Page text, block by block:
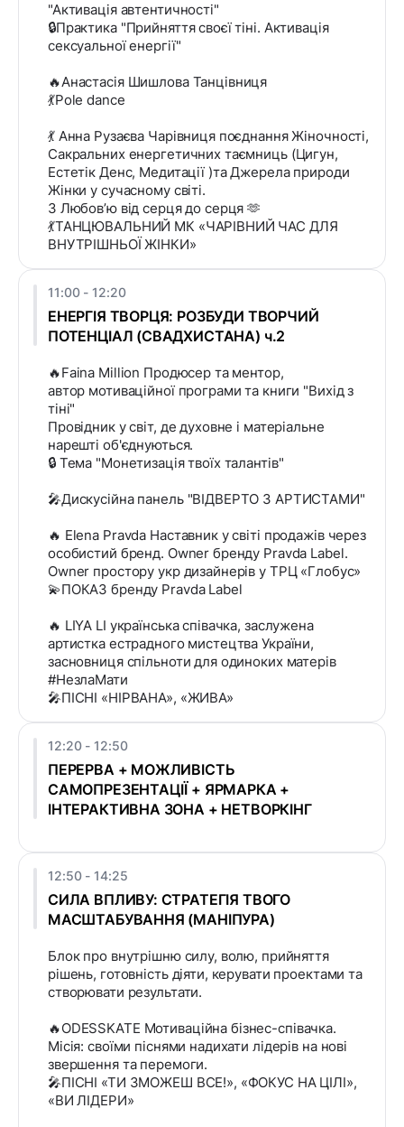
"Активація автентичності"
🔒Практика "Прийняття своєї тіні. Активація
сексуальної енергії"
🔥Анастасія Шишлова Танцівниця
💃Pole dance
💃 Анна Рузаєва Чарівниця поєднання Жіночності,
Сакральних енергетичних таємниць (Цигун,
Естетік Денс, Медитації )та Джерела природи
Жінки у сучасному світі.
З Любов’ю від серця до серця 🫶
💃ТАНЦЮВАЛЬНИЙ МК «ЧАРІВНИЙ ЧАС ДЛЯ
ВНУТРІШНЬОЇ ЖІНКИ»
11:00 - 12:20
ЕНЕРГІЯ ТВОРЦЯ: РОЗБУДИ ТВОРЧИЙ
ПОТЕНЦІАЛ (СВАДХИСТАНА) ч.2
🔥Faina Million Продюсер та ментор,
автор мотиваційної програми та книги "Вихід з
тіні"
Провідник у світ, де духовне і матеріальне
нарешті об'єднуються.
🔒 Тема "Монетизація твоїх талантів"
🎤Дискусійна панель "ВІДВЕРТО З АРТИСТАМИ"
🔥 Elena Pravda Наставник у світі продажів через
особистий бренд. Owner бренду Pravda Label.
Owner простору укр дизайнерів у ТРЦ «Глобус»
💫ПОКАЗ бренду Pravda Label
🔥 LIYA LI українська співачка, заслужена
артистка естрадного мистецтва України,
засновниця спільноти для одиноких матерів
#НезлаМати
🎤ПІСНІ «НІРВАНА», «ЖИВА»
12:20 - 12:50
ПЕРЕРВА + МОЖЛИВІСТЬ
САМОПРЕЗЕНТАЦІЇ + ЯРМАРКА +
ІНТЕРАКТИВНА ЗОНА + НЕТВОРКІНГ
12:50 - 14:25
СИЛА ВПЛИВУ: СТРАТЕГІЯ ТВОГО
МАСШТАБУВАННЯ (МАНІПУРА)
Блок про внутрішню силу, волю, прийняття
рішень, готовність діяти, керувати проектами та
створювати результати.
🔥ODESSKATE Мотиваційна бізнес-співачка.
Місія: своїми піснями надихати лідерів на нові
звершення та перемоги.
🎤ПІСНІ «ТИ ЗМОЖЕШ ВСЕ!», «ФОКУС НА ЦІЛІ»,
«ВИ ЛІДЕРИ»